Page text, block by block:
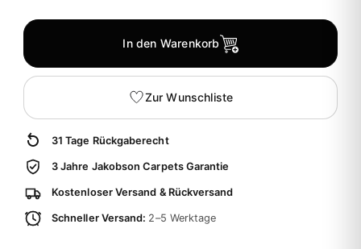
In den Warenkorb
Zur Wunschliste
31 Tage Rückgaberecht
3 Jahre Jakobson Carpets Garantie
Kostenloser Versand & Rückversand
Schneller Versand: 2–5 Werktage